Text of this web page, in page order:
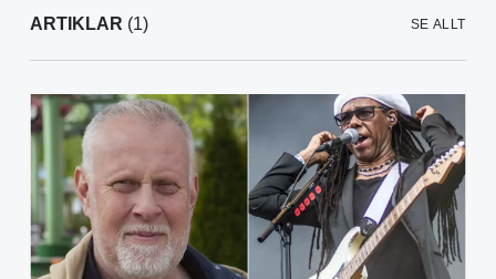
ARTIKLAR (1) SE ALLT